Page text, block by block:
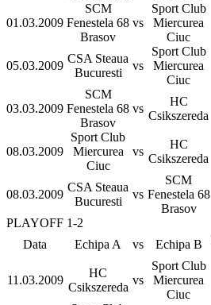
01.03.2009
SCM
Fenestela 68
Brasov
vs
Sport Club
Miercurea
Ciuc
05.03.2009
CSA Steaua
Bucuresti
vs
Sport Club
Miercurea
Ciuc
03.03.2009
SCM
Fenestela 68
Brasov
vs
HC
Csikszereda
08.03.2009
Sport Club
Miercurea
Ciuc
vs
HC
Csikszereda
08.03.2009
CSA Steaua
Bucuresti
vs
SCM
Fenestela 68
Brasov
PLAYOFF 1-2
Data
Echipa A vs Echipa B
11.03.2009
HC
Csikszereda
vs
Sport Club
Miercurea
Ciuc